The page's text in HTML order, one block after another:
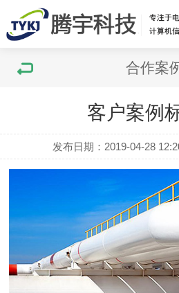
合作案
客户案例
发布日期：2019-04-28